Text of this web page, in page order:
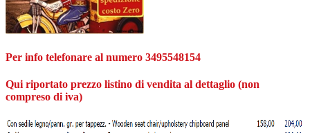
Per info telefonare al numero 3495548154
Qui riportato prezzo listino di vendita al dettaglio (non
compreso di iva)